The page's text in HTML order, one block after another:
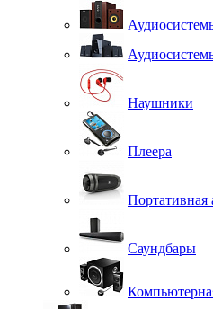
Наушники
Плеера
Портативная
Саундбары